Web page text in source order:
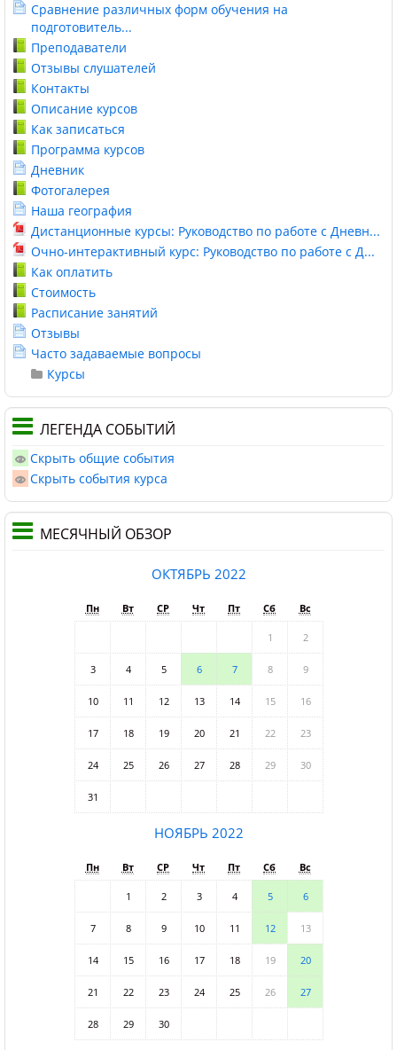
Сравнение различных форм обучения на
подготовитель...
Преподаватели
Отзывы слушателей
Контакты
Описание курсов
Как записаться
Программа курсов
Дневник
Фотогалерея
Наша география
Дистанционные курсы: Руководство по работе с Дневн...
Очно-интерактивный курс: Руководство по работе с Д...
Как оплатить
Стоимость
Расписание занятий
Отзывы
Часто задаваемые вопросы
Курсы
ЛЕГЕНДА СОБЫТИЙ
Скрыть общие события
Скрыть события курса
МЕСЯЧНЫЙ ОБЗОР
ОКТЯБРЬ 2022
Пн Вт СР Чт Пт Сб Вс
1 2
3 4 5 6 7 8 9
10 11 12 13 14 15 16
17 18 19 20 21 22 23
24 25 26 27 28 29 30
31
НОЯБРЬ 2022
Пн Вт СР Чт Пт Сб Вс
1 2 3 4 5 6
7 8 9 10 11 12 13
14 15 16 17 18 19 20
21 22 23 24 25 26 27
28 29 30